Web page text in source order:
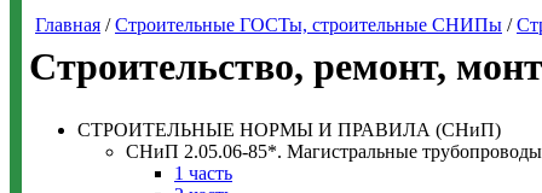
Главная /Строительные ГОСТы, строительные СНИПы /
Строительство, ремонт,
СТРОИТЕЛЬНЫЕ НОРМЫ И ПРАВИЛА (СНиП)
СНиП 2.05.06-85*. Магистральные
1 часть